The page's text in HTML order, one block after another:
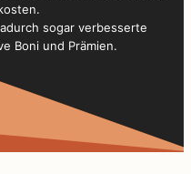
sogar verbesserte
Boni und Prämien.